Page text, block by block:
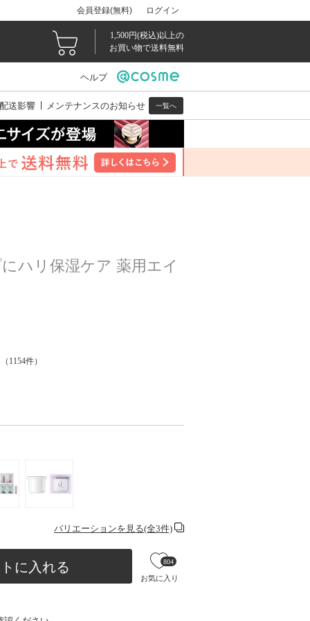
会員登録(無料) ログイン
1,500円(税込)以上の
お買い物で送料無料
ヘルプ
送影響 メンテナンスのお知らせ 一覧へ
ハリ保湿ケア 薬用エイ
（ 1154件）
バリエーションを見る(全3件)
に入れる
お気に入り
804